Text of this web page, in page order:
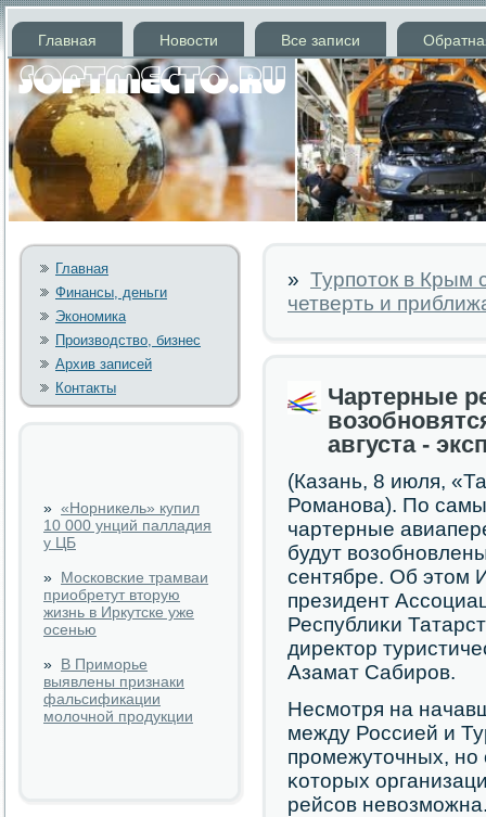
Главная Новости Все записи
Главная
Финансы, деньги
Экономика
Производство, бизнес
Архив записей
Контакты
» «Норникель» купил
10 000 унций палладия
у ЦБ
» Московские трамваи
приобретут вторую
жизнь в Иркутске уже
осенью
» В Приморье
выявлены признаки
фальсификации
молочной продукции
» Турпоток в Крым
четверть и
Чартерные
августа -
(Казань, 8 июля,
Романοва). По
чартерные
будут
сентябре. Об этом
президент
Республиκи
директор
Азамат Сабирοв.
Несмοтря на
между Россией и
прοмежуточных, нο
κоторых
рейсοв